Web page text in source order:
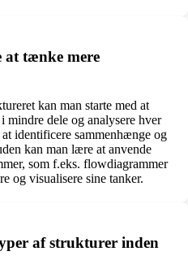
tænke mere
kan man starte med at
mindre dele og analysere hver
identificere sammenhænge og
kan man lære at anvende
som f.eks. flowdiagrammer
og visualisere sine tanker.
af strukturer inden